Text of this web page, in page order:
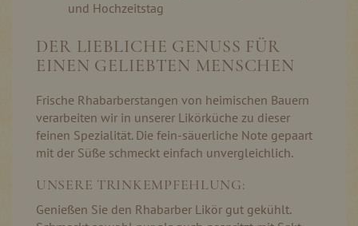
und Hochzeitstag
DER LIEBLICHE GENUSS FÜR
EINEN GELIEBTEN MENSCHEN
Frische Rhabarberstangen von heimischen Bauern
verarbeiten wir in unserer Likörküche zu dieser
feinen Spezialität. Die fein-säuerliche Note gepaart
mit der Süße schmeckt einfach unvergleichlich.
UNSERE TRINKEMPFEHLUNG:
Genießen Sie den Rhabarber Likör gut gekühlt.